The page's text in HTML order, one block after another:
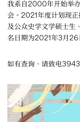
我系自2000年开始举
会。2021年度计划现
及公众史学文学硕士生
名日期为2021年3月26
如有查询，请致电3943